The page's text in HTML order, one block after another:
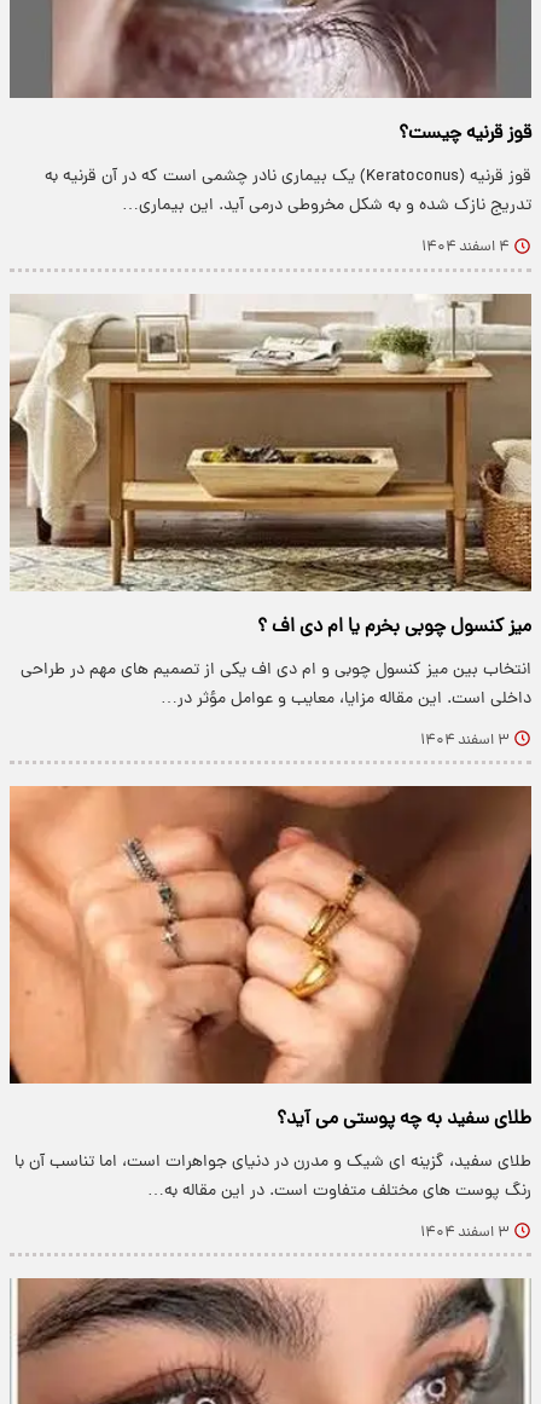
قوز قرنیه چیست؟
قوز قرنیه (Keratoconus) یک بیماری نادر چشمی است که در آن قرنیه به
تدریج نازک شده و به شکل مخروطی درمی آید. این بیماری…
۴ اسفند ۱۴۰۴
میز کنسول چوبی بخرم یا ام دی اف ؟
انتخاب بین میز کنسول چوبی و ام دی اف یکی از تصمیم های مهم در طراحی
داخلی است. این مقاله مزایا، معایب و عوامل مؤثر در…
۳ اسفند ۱۴۰۴
طلای سفید به چه پوستی می آید؟
طلای سفید، گزینه ای شیک و مدرن در دنیای جواهرات است، اما تناسب آن با
رنگ پوست های مختلف متفاوت است. در این مقاله به…
۳ اسفند ۱۴۰۴